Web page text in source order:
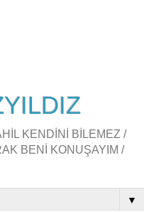
KENDİNİ BİLEMEZ /
BENİ KONUŞAYIM /
▼